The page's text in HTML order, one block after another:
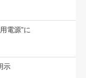
電源”に
示